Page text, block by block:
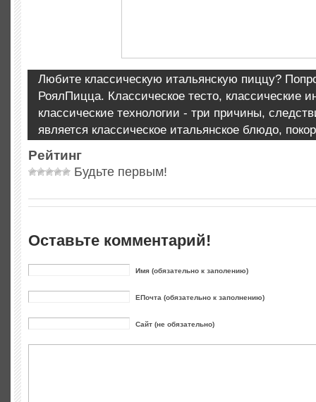
Любите классическую итальянскую пиццу?
РоялПицца. Классическое тесто, классические
классические технологии - три причины,
является классическое итальянское блюдо,
Рейтинг
Будьте первым!
Оставьте комментарий!
Имя (обязательно к заполению)
ЕПочта (обязательно к заполнению)
Сайт (не обязательно)